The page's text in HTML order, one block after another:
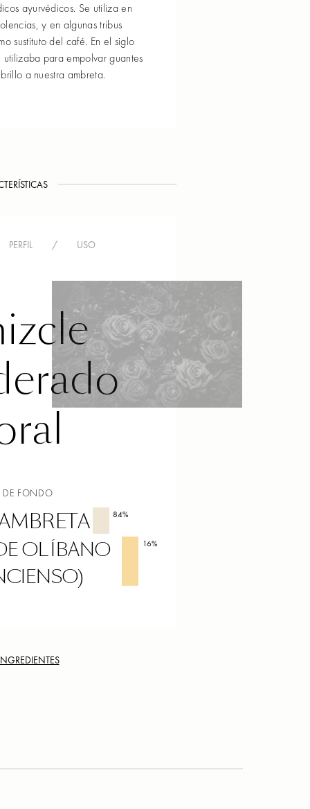
ayurvédicos. Se utiliza en
y en algunas tribus
sustituto del café. En el siglo
para empolvar guantes
a nuestra ambreta.
PERFIL / USO
DE FONDO
84%
OLÍBANO
16%